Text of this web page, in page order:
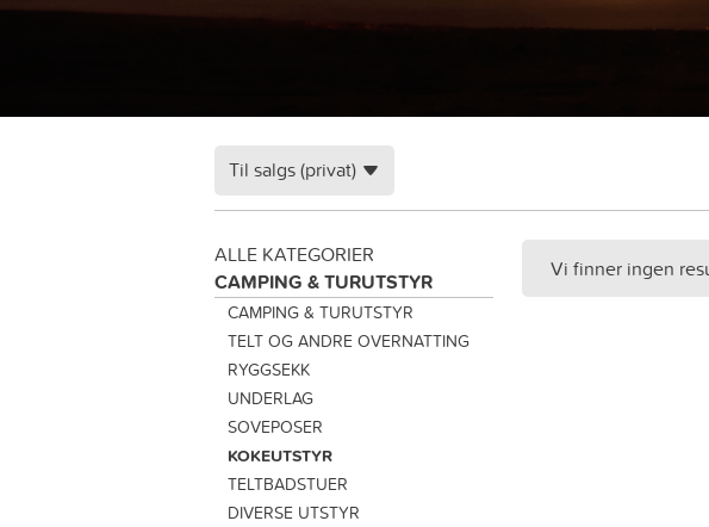
Til salgs (privat)
ALLE KATEGORIER
CAMPING & TURUTSTYR
CAMPING & TURUTSTYR
TELT OG ANDRE OVERNATTING
RYGGSEKK
UNDERLAG
SOVEPOSER
KOKEUTSTYR
TELTBADSTUER
DIVERSE UTSTYR
Vi finner ingen